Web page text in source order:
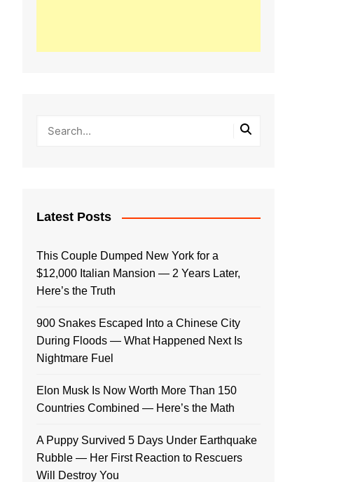
Latest Posts
This Couple Dumped New York for a
$12,000 Italian Mansion — 2 Years Later,
Here’s the Truth
900 Snakes Escaped Into a Chinese City
During Floods — What Happened Next Is
Nightmare Fuel
Elon Musk Is Now Worth More Than 150
Countries Combined — Here’s the Math
A Puppy Survived 5 Days Under Earthquake
Rubble — Her First Reaction to Rescuers
Will Destroy You